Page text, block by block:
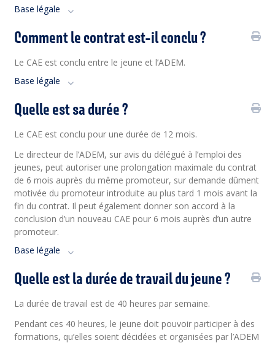
Base légale
Comment le contrat est-il conclu ?
Le CAE est conclu entre le jeune et l’ADEM.
Base légale
Quelle est sa durée ?
Le CAE est conclu pour une durée de 12 mois.
Le directeur de l’ADEM, sur avis du délégué à l’emploi des
jeunes, peut autoriser une prolongation maximale du contrat
de 6 mois auprès du même promoteur, sur demande dûment
motivée du promoteur introduite au plus tard 1 mois avant la
fin du contrat. Il peut également donner son accord à la
conclusion d’un nouveau CAE pour 6 mois auprès d’un autre
promoteur.
Base légale
Quelle est la durée de travail du jeune ?
La durée de travail est de 40 heures par semaine.
Pendant ces 40 heures, le jeune doit pouvoir participer à des
formations, qu’elles soient décidées et organisées par l’ADEM